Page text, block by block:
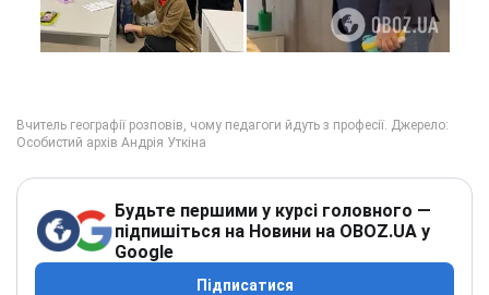
Будьте першими у курсі головного —
підпишіться на Новини на OBOZ.UA у
Google
Підписатися